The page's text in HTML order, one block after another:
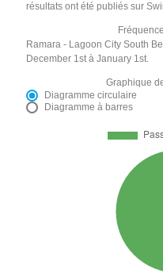
résultats ont été publiés sur
Ramara - Lagoon City South
December 1st à January 1st.
Graphique
Diagramme circulaire
Diagramme à barres